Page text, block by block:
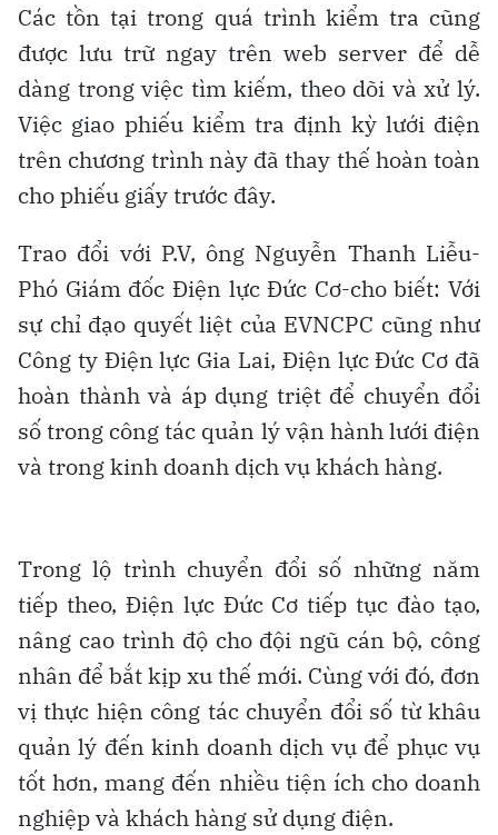
Các tồn tại trong quá trình kiểm tra cũng
được lưu trữ ngay trên web server để dễ
dàng trong việc tìm kiếm, theo dõi và xử lý.
Việc giao phiếu kiểm tra định kỳ lưới điện
trên chương trình này đã thay thế hoàn toàn
cho phiếu giấy trước đây.
Trao đổi với P.V, ông Nguyễn Thanh Liễu-
Phó Giám đốc Điện lực Đức Cơ-cho biết: Với
sự chỉ đạo quyết liệt của EVNCPC cũng như
Công ty Điện lực Gia Lai, Điện lực Đức Cơ đã
hoàn thành và áp dụng triệt để chuyển đổi
số trong công tác quản lý vận hành lưới điện
và trong kinh doanh dịch vụ khách hàng.
Trong lộ trình chuyển đổi số những năm
tiếp theo, Điện lực Đức Cơ tiếp tục đào tạo,
nâng cao trình độ cho đội ngũ cán bộ, công
nhân để bắt kịp xu thế mới. Cùng với đó, đơn
vị thực hiện công tác chuyển đổi số từ khâu
quản lý đến kinh doanh dịch vụ để phục vụ
tốt hơn, mang đến nhiều tiện ích cho doanh
nghiệp và khách hàng sử dụng điện.